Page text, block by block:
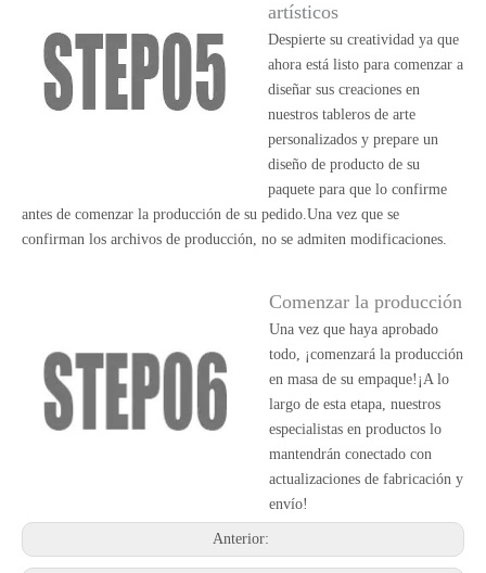
artísticos
Despierte su creatividad ya que
ahora está listo para comenzar a
diseñar sus creaciones en
nuestros tableros de arte
personalizados y prepare un
diseño de producto de su
paquete para que lo confirme
antes de comenzar la producción de su pedido.Una vez que se
confirman los archivos de producción, no se admiten modificaciones.
Comenzar la producción
Una vez que haya aprobado
todo, ¡comenzará la producción
en masa de su empaque!¡A lo
largo de esta etapa, nuestros
especialistas en productos lo
mantendrán conectado con
actualizaciones de fabricación y
envío!
Anterior: